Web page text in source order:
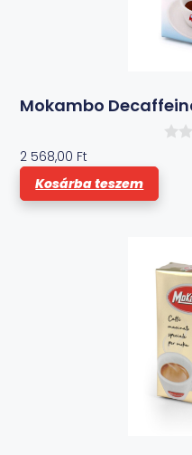
Mokambo
2 568,00 Ft
Kosárba teszem